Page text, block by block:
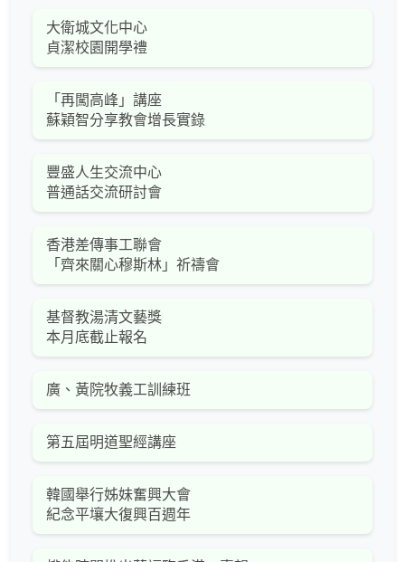
大衛城文化中心
貞潔校園開學禮
「再闖高峰」講座
蘇穎智分享教會增長實錄
豐盛人生交流中心
普通話交流研討會
香港差傳事工聯會
「齊來關心穆斯林」祈禱會
基督教湯清文藝獎
本月底截止報名
廣、黃院牧義工訓練班
第五屆明道聖經講座
韓國舉行姊妹奮興大會
紀念平壤大復興百週年